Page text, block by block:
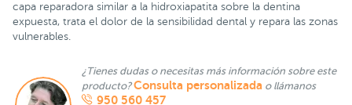
capa reparadora similar a la hidroxiapatita sobre la dentina
expuesta, trata el dolor de la sensibilidad dental y repara las zonas
vulnerables.
¿Tienes dudas o necesitas más información sobre este
producto?Consulta personalizada o llámanos
950 560 457